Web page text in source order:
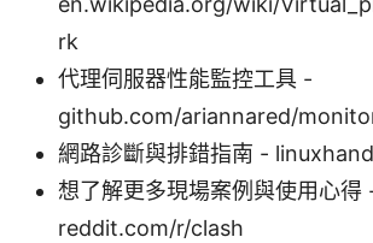
rk
代理伺服器性能監控工具 -
github.com/ariannared/
網路診斷與排錯指南 -
想了解更多現場案例與使用心得
reddit.com/r/clash